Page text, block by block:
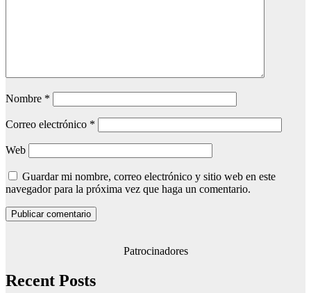
Nombre *
Correo electrónico *
Web
Guardar mi nombre, correo electrónico y sitio web en este
navegador para la próxima vez que haga un comentario.
Patrocinadores
Recent Posts